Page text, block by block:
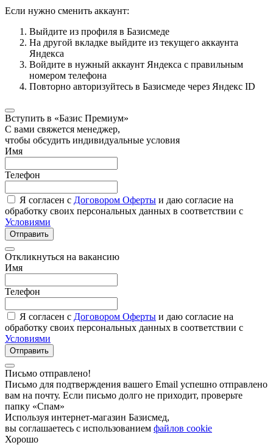
Если нужно сменить аккаунт:
Выйдите из профиля в Базисмеде
На другой вкладке выйдите из текущего аккаунта
Яндекса
Войдите в нужный аккаунт Яндекса с правильным
номером телефона
Повторно авторизуйтесь в Базисмеде через Яндекс ID
Вступить в «Базис Премиум»
С вами свяжется менеджер,
чтобы обсудить индивидуальные условия
Имя
Телефон
Я согласен с Договором Оферты и даю согласие на
обработку своих персональных данных в соответствии с
Условиями
Отправить
Откликнуться на вакансию
Имя
Телефон
Я согласен с Договором Оферты и даю согласие на
обработку своих персональных данных в соответствии с
Условиями
Отправить
Письмо отправлено!
Письмо для подтверждения вашего Email успешно отправлено
вам на почту. Если письмо долго не приходит, проверьте
папку «Спам»
Используя интернет-магазин Базисмед,
вы соглашаетесь с использованием файлов cookie
Хорошо